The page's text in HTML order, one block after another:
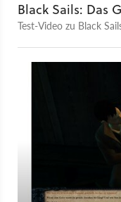
Black Sails: Das
Test-Video zu Black